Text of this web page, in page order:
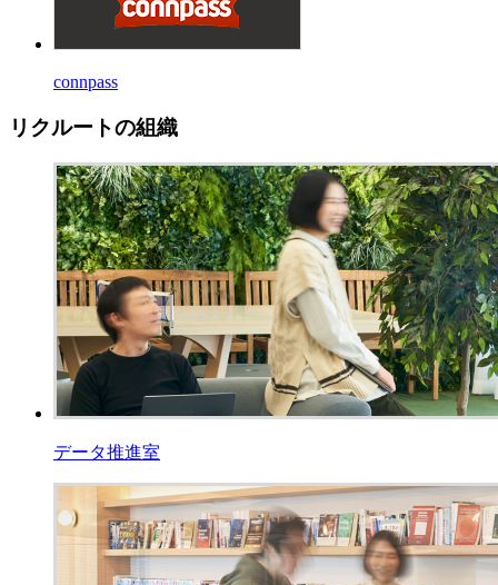
connpass
リクルートの組織
データ推進室